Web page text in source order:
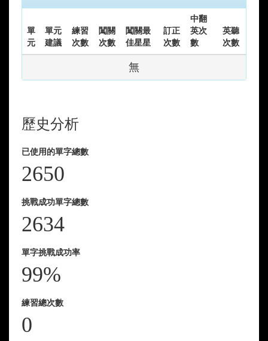
單
元
單元
建議
練習
次數
闖關
次數
闖關最
佳星星
訂正
次數
中翻
英次
數
英聽
次數
無
歷史分析
已使用的單字總數
2650
挑戰成功單字總數
2634
單字挑戰成功率
99%
練習總次數
0